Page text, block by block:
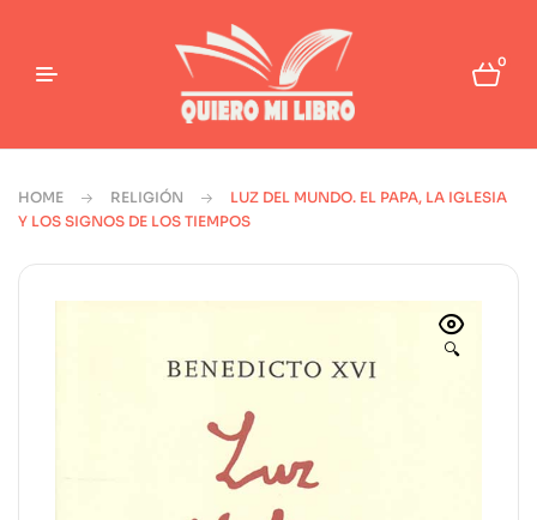
0
HOME RELIGIÓN
LUZ DEL MUNDO. EL PAPA, LA IGLESIA
Y LOS SIGNOS DE LOS TIEMPOS
🔍